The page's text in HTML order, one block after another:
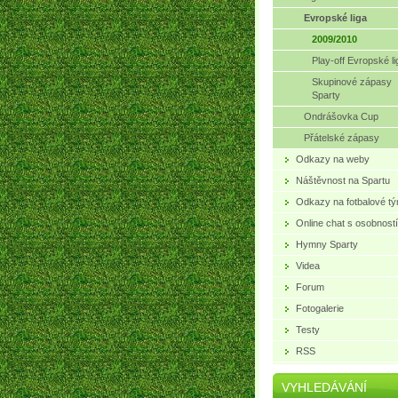
Evropské liga
2009/2010
Play-off Evropské
Skupinové zápasy
Sparty
Ondrášovka Cup
Přátelské zápasy
Odkazy na weby
Náštěvnost na Spartu
Odkazy na fotbalové
Online chat s osobností
Hymny Sparty
Videa
Forum
Fotogalerie
Testy
RSS
VYHLEDÁVÁNÍ